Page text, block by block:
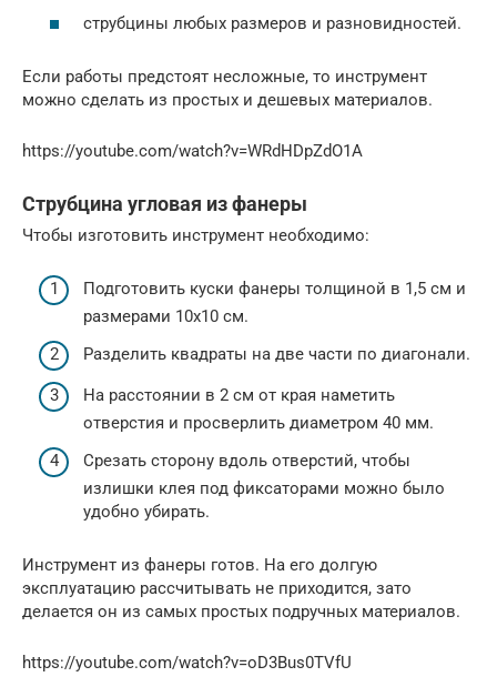
струбцины любых размеров и разновидностей.
Если работы предстоят несложные, то инструмент
можно сделать из простых и дешевых материалов.
https://youtube.com/watch?v=WRdHDpZdO1A
Струбцина угловая из фанеры
Чтобы изготовить инструмент необходимо:
Подготовить куски фанеры толщиной в 1,5 см и
размерами 10х10 см.
Разделить квадраты на две части по диагонали.
На расстоянии в 2 см от края наметить
отверстия и просверлить диаметром 40 мм.
Срезать сторону вдоль отверстий, чтобы
излишки клея под фиксаторами можно было
удобно убирать.
Инструмент из фанеры готов. На его долгую
эксплуатацию рассчитывать не приходится, зато
делается он из самых простых подручных материалов.
https://youtube.com/watch?v=oD3Bus0TVfU